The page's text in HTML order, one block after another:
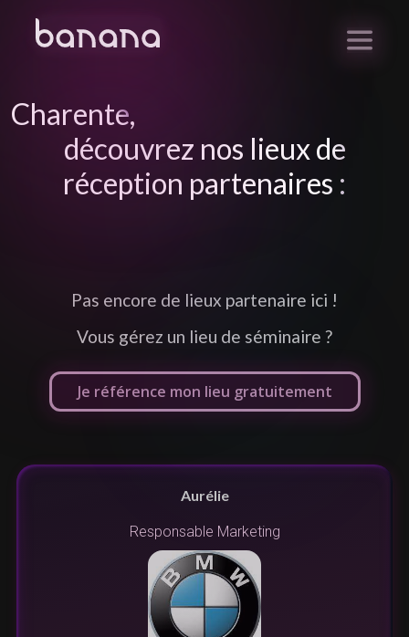
Charente,
découvrez nos lieux de
réception partenaires :
Pas encore de lieux partenaire ici !
Vous gérez un lieu de séminaire ?
Je référence mon lieu gratuitement
Aurélie
Responsable Marketing